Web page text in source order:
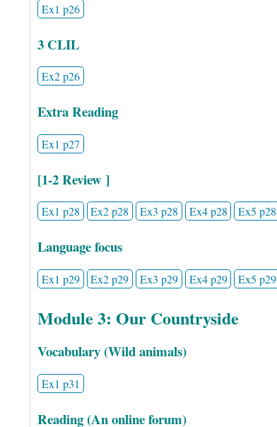
Ex1 p26
3 CLIL
Ex2 p26
Extra Reading
Ex1 p27
[1-2 Review ]
Ex1 p28 Ex2 p28 Ex3 p28 Ex4 p28 Ex5 p28
Language focus
Ex1 p29 Ex2 p29 Ex3 p29 Ex4 p29 Ex5 p29
Module 3: Our Countryside
Vocabulary (Wild animals)
Ex1 p31
Reading (An online forum)